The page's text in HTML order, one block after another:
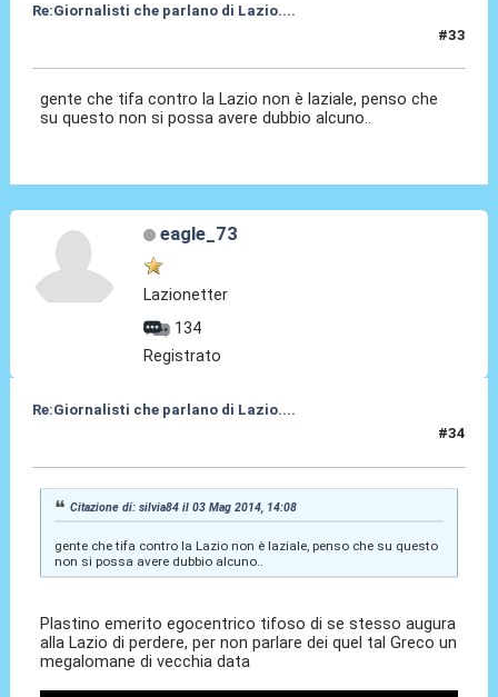
Re:Giornalisti che parlano di Lazio....
#33
gente che tifa contro la Lazio non è laziale, penso che
su questo non si possa avere dubbio alcuno..
eagle_73
Lazionetter
134
Registrato
Re:Giornalisti che parlano di Lazio....
#34
Citazione di: silvia84 il 03 Mag 2014, 14:08
gente che tifa contro la Lazio non è laziale, penso che su questo
non si possa avere dubbio alcuno..
Plastino emerito egocentrico tifoso di se stesso augura
alla Lazio di perdere, per non parlare dei quel tal Greco un
megalomane di vecchia data